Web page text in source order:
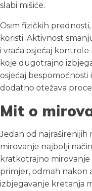
slabi mišiće.
Osim fizičkih
koristi. Aktivnost
i vraća osjećaj
koje dugotrajno
osjećaj
dodatno otežava
Mit o
Jedan od najraširenijih
mirovanje najbolji
kratkotrajno
primjer, odmah nakon
izbjegavanje kretanja